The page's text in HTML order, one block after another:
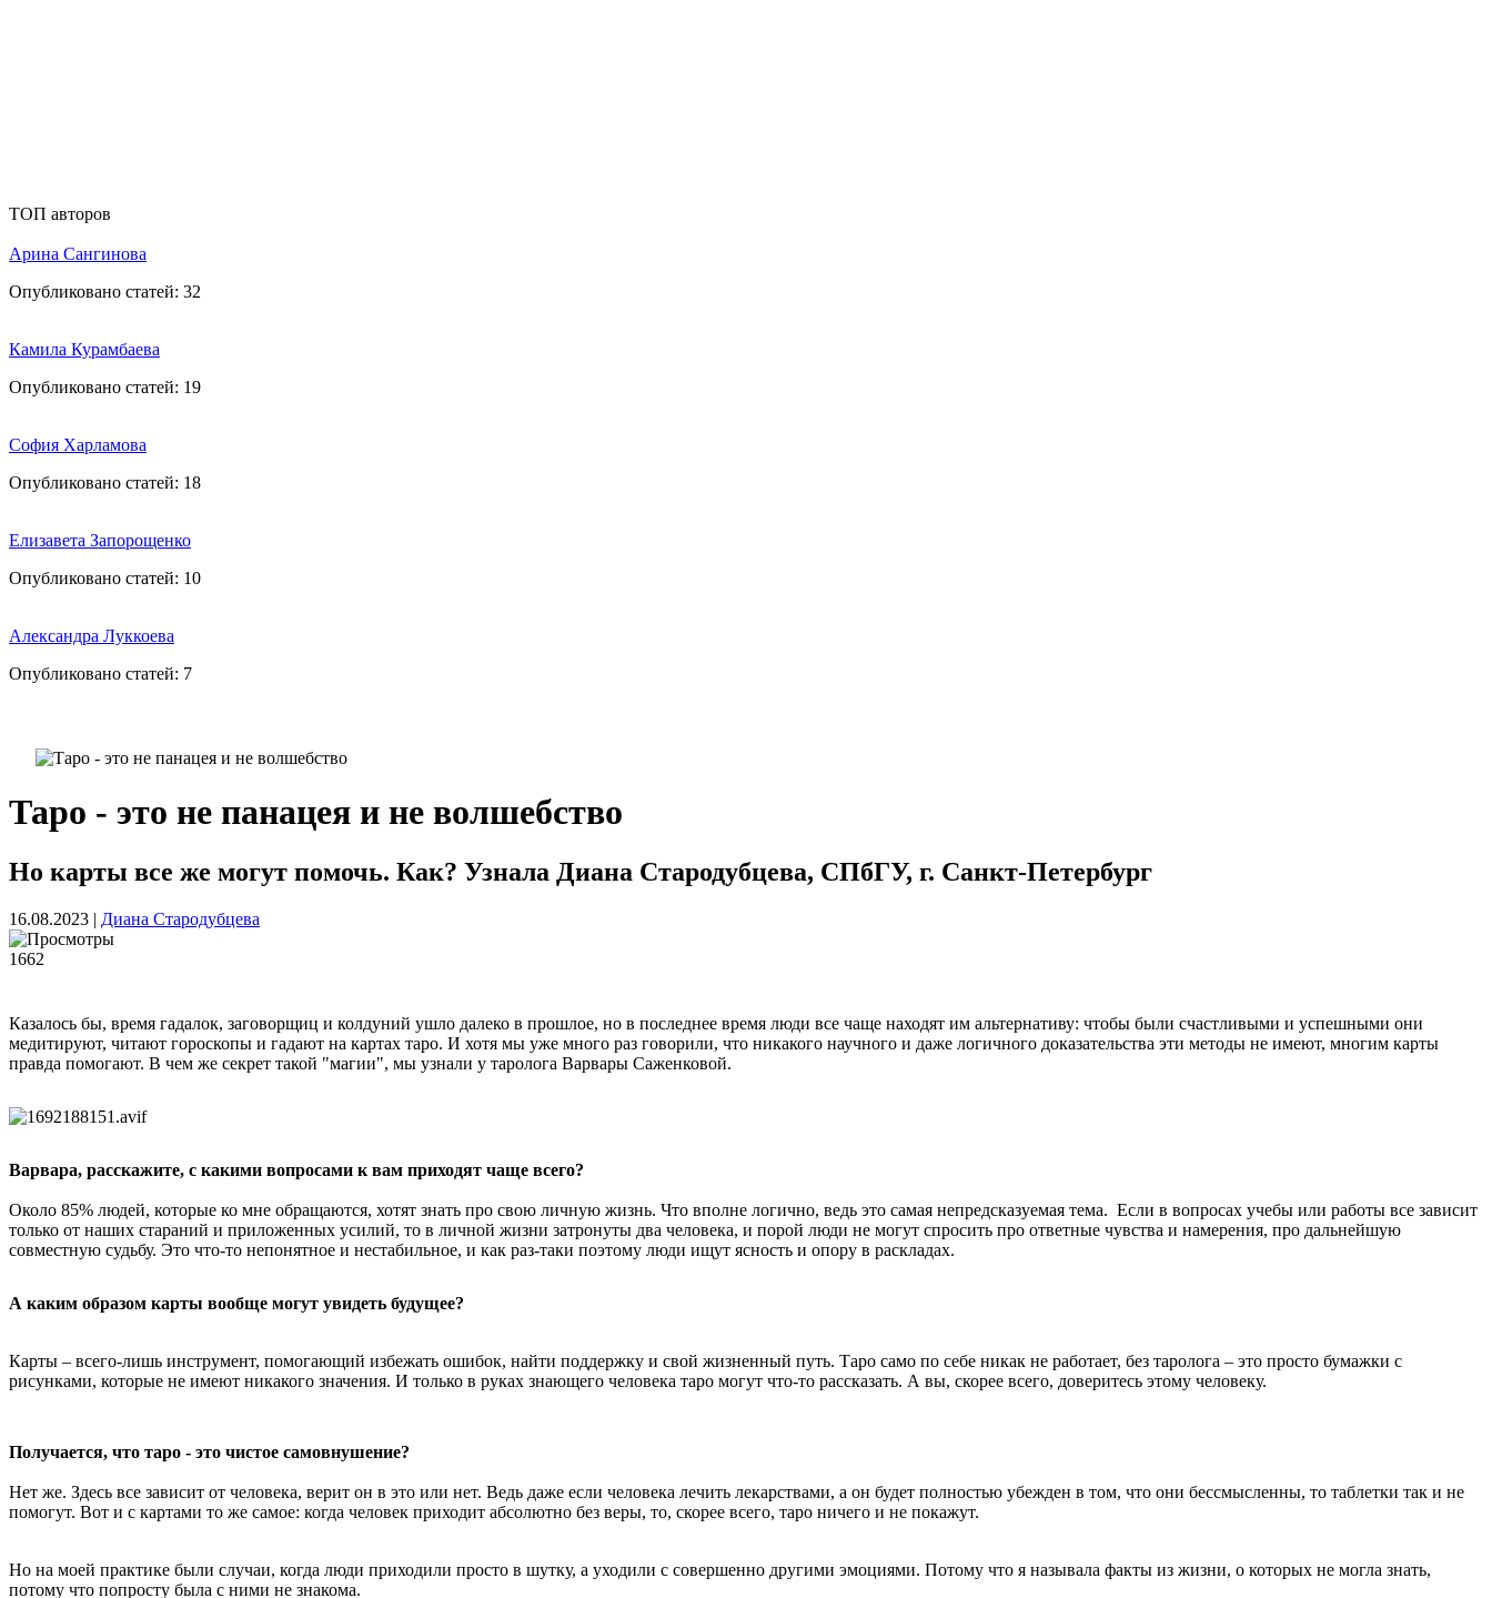
ТОП авторов
Арина Сангинова
Опубликовано статей: 32
Камила Курамбаева
Опубликовано статей: 19
София Харламова
Опубликовано статей: 18
Елизавета Запорощенко
Опубликовано статей: 10
Александра Луккоева
Опубликовано статей: 7
Таро - это не панацея и не волшебство
Но карты все же могут помочь. Как? Узнала Диана Стародубцева, СПбГУ, г. Санкт-Петербург
16.08.2023 | Диана Стародубцева
1662
Казалось бы, время гадалок, заговорщиц и колдуний ушло далеко в прошлое, но в последнее время люди все чаще находят им альтернативу: чтобы были счастливыми и успешными они
медитируют, читают гороскопы и гадают на картах таро. И хотя мы уже много раз говорили, что никакого научного и даже логичного доказательства эти методы не имеют, многим карты
правда помогают. В чем же секрет такой "магии", мы узнали у таролога Варвары Саженковой.
Варвара, расскажите, с какими вопросами к вам приходят чаще всего?
Около 85% людей, которые ко мне обращаются, хотят знать про свою личную жизнь. Что вполне логично, ведь это самая непредсказуемая тема. Если в вопросах учебы или работы все зависит
только от наших стараний и приложенных усилий, то в личной жизни затронуты два человека, и порой люди не могут спросить про ответные чувства и намерения, про дальнейшую
совместную судьбу. Это что-то непонятное и нестабильное, и как раз-таки поэтому люди ищут ясность и опору в раскладах.
А каким образом карты вообще могут увидеть будущее?
Карты – всего-лишь инструмент, помогающий избежать ошибок, найти поддержку и свой жизненный путь. Таро само по себе никак не работает, без таролога – это просто бумажки с
рисунками, которые не имеют никакого значения. И только в руках знающего человека таро могут что-то рассказать. А вы, скорее всего, доверитесь этому человеку.
Получается, что таро - это чистое самовнушение?
Нет же. Здесь все зависит от человека, верит он в это или нет. Ведь даже если человека лечить лекарствами, а он будет полностью убежден в том, что они бессмысленны, то таблетки так и не
помогут. Вот и с картами то же самое: когда человек приходит абсолютно без веры, то, скорее всего, таро ничего и не покажут.
Но на моей практике были случаи, когда люди приходили просто в шутку, а уходили с совершенно другими эмоциями. Потому что я называла факты из жизни, о которых не могла знать,
потому что попросту была с ними не знакома.